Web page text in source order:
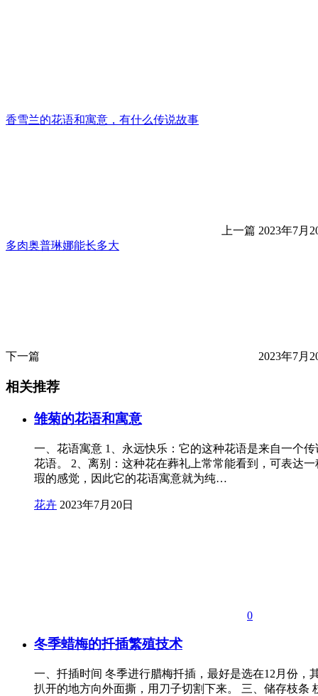
香雪兰的花语和寓意，有什么传说故事
上一篇 2023年7月
多肉奥普琳娜能长多大
下一篇 2023年7月
相关推荐
雏菊的花语和寓意
一、花语寓意 1、永远快乐：它的这种花语是来自一个
花语。 2、离别：这种花在葬礼上常常能看到，可表达
瑕的感觉，因此它的花语寓意就为纯…
花卉 2023年7月20日
0
冬季蜡梅的扦插繁殖技术
一、扦插时间 冬季进行腊梅扦插，最好是选在12月份
扒开的地方向外面撕，用刀子切割下来。 三、储存枝条